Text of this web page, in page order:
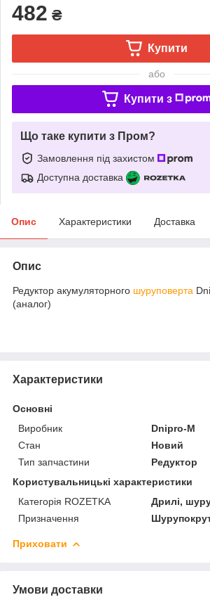
482 ₴
Купити
або
Купити з
Що таке купити з Пром?
Замовлення під захистом
Доступна доставка
Опис Характеристики Доставка
Опис
Редуктор акумуляторного шуруповерта
(аналог)
Характеристики
Основні
Виробник
Dnipro-M
Стан
Новий
Тип запчастини
Редуктор
Користувальницькі характеристики
Категорія ROZETKA
Дрилі,
Призначення
Приховати
Умови доставки